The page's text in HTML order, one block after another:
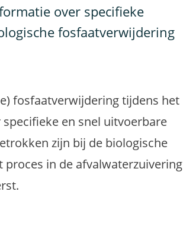
over specifieke
fosfaatverwijdering
fosfaatverwijdering tijdens het
en snel uitvoerbare
zijn bij de biologische
in de afvalwaterzuivering